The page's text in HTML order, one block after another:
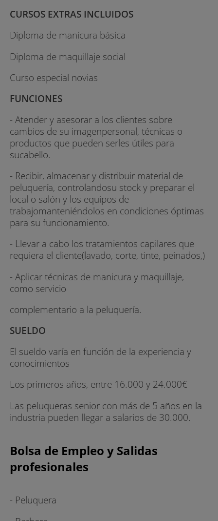
CURSOS EXTRAS INCLUIDOS
Diploma de manicura básica
Diploma de maquillaje social
Curso especial novias
FUNCIONES
- Atender y asesorar a los clientes sobre
cambios de su imagenpersonal, técnicas o
productos que pueden serles útiles para
sucabello.
- Recibir, almacenar y distribuir material de
peluquería, controlandosu stock y preparar el
local o salón y los equipos de
trabajomanteniéndolos en condiciones óptimas
para su funcionamiento.
- Llevar a cabo los tratamientos capilares que
requiera el cliente(lavado, corte, tinte, peinados,)
- Aplicar técnicas de manicura y maquillaje,
como servicio
complementario a la peluquería.
SUELDO
El sueldo varía en función de la experiencia y
conocimientos
Los primeros años, entre 16.000 y 24.000€
Las peluqueras senior con más de 5 años en la
industria pueden llegar a salarios de 30.000.
Bolsa de Empleo y Salidas
profesionales
- Peluquera